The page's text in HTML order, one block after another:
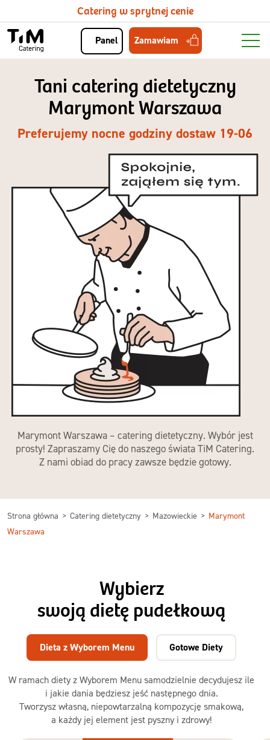
Catering w sprytnej cenie
Panel Zamawiam
Tani catering dietetyczny
Marymont Warszawa
Preferujemy nocne godziny dostaw 19-06
Marymont Warszawa – catering dietetyczny. Wybór jest
prosty! Zapraszamy Cię do naszego świata TiM Catering.
Z nami obiad do pracy zawsze będzie gotowy.
Strona główna Catering dietetyczny Mazowieckie
Marymont
Warszawa
Wybierz
swoją dietę pudełkową
W ramach diety z Wyborem Menu samodzielnie decydujesz ile
i jakie dania będziesz jeść następnego dnia.
Tworzysz własną, niepowtarzalną kompozycję smakową,
a każdy jej element jest pyszny i zdrowy!
Dieta z Wyborem Menu Gotowe Diety